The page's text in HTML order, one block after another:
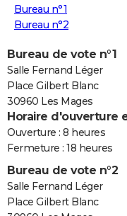
FORUM
Bricolage
Lifestyle
Culture
Sport
Auto
Television
Voyage
Cinema
Bureau n°1
Bureau n°2
Bureau de vote n°1
Salle Fernand Léger
Place Gilbert Blanc
30960 Les Mages
Horaire d'ouverture
Ouverture : 8 heures
Fermeture : 18 heures
Bureau de vote n°2
Salle Fernand Léger
Place Gilbert Blanc